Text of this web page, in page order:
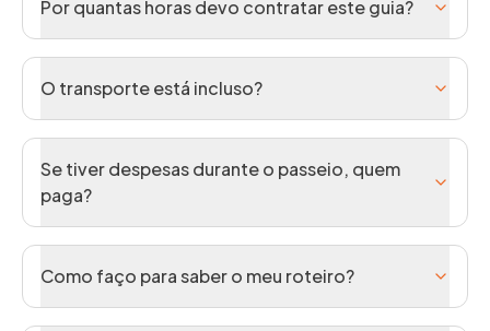
Por quantas horas devo contratar este guia?
O transporte está incluso?
Se tiver despesas durante o passeio, quem
paga?
Como faço para saber o meu roteiro?